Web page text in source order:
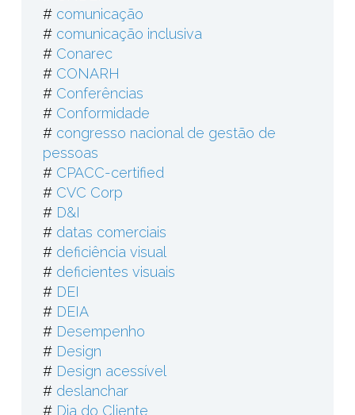
# comunicação
# comunicação inclusiva
# Conarec
# CONARH
# Conferências
# Conformidade
# congresso nacional de gestão de
pessoas
# CPACC-certified
# CVC Corp
# D&I
# datas comerciais
# deficiência visual
# deficientes visuais
# DEI
# DEIA
# Desempenho
# Design
# Design acessível
# deslanchar
# Dia do Cliente